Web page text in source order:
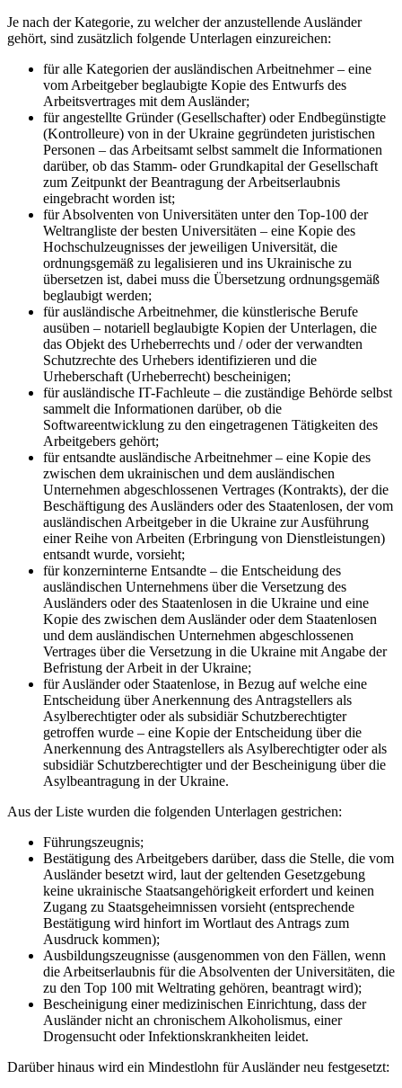
Je nach der Kategorie, zu welcher der anzustellende Ausländer
gehört, sind zusätzlich folgende Unterlagen einzureichen:
für alle Kategorien der ausländischen Arbeitnehmer – eine
vom Arbeitgeber beglaubigte Kopie des Entwurfs des
Arbeitsvertrages mit dem Ausländer;
für angestellte Gründer (Gesellschafter) oder Endbegünstigte
(Kontrolleure) von in der Ukraine gegründeten juristischen
Personen – das Arbeitsamt selbst sammelt die Informationen
darüber, ob das Stamm- oder Grundkapital der Gesellschaft
zum Zeitpunkt der Beantragung der Arbeitserlaubnis
eingebracht worden ist;
für Absolventen von Universitäten unter den Top-100 der
Weltrangliste der besten Universitäten – eine Kopie des
Hochschulzeugnisses der jeweiligen Universität, die
ordnungsgemäß zu legalisieren und ins Ukrainische zu
übersetzen ist, dabei muss die Übersetzung ordnungsgemäß
beglaubigt werden;
für ausländische Arbeitnehmer, die künstlerische Berufe
ausüben – notariell beglaubigte Kopien der Unterlagen, die
das Objekt des Urheberrechts und / oder der verwandten
Schutzrechte des Urhebers identifizieren und die
Urheberschaft (Urheberrecht) bescheinigen;
für ausländische IT-Fachleute – die zuständige Behörde selbst
sammelt die Informationen darüber, ob die
Softwareentwicklung zu den eingetragenen Tätigkeiten des
Arbeitgebers gehört;
für entsandte ausländische Arbeitnehmer – eine Kopie des
zwischen dem ukrainischen und dem ausländischen
Unternehmen abgeschlossenen Vertrages (Kontrakts), der die
Beschäftigung des Ausländers oder des Staatenlosen, der vom
ausländischen Arbeitgeber in die Ukraine zur Ausführung
einer Reihe von Arbeiten (Erbringung von Dienstleistungen)
entsandt wurde, vorsieht;
für konzerninterne Entsandte – die Entscheidung des
ausländischen Unternehmens über die Versetzung des
Ausländers oder des Staatenlosen in die Ukraine und eine
Kopie des zwischen dem Ausländer oder dem Staatenlosen
und dem ausländischen Unternehmen abgeschlossenen
Vertrages über die Versetzung in die Ukraine mit Angabe der
Befristung der Arbeit in der Ukraine;
für Ausländer oder Staatenlose, in Bezug auf welche eine
Entscheidung über Anerkennung des Antragstellers als
Asylberechtigter oder als subsidiär Schutzberechtigter
getroffen wurde – eine Kopie der Entscheidung über die
Anerkennung des Antragstellers als Asylberechtigter oder als
subsidiär Schutzberechtigter und der Bescheinigung über die
Asylbeantragung in der Ukraine.
Aus der Liste wurden die folgenden Unterlagen gestrichen:
Führungszeugnis;
Bestätigung des Arbeitgebers darüber, dass die Stelle, die vom
Ausländer besetzt wird, laut der geltenden Gesetzgebung
keine ukrainische Staatsangehörigkeit erfordert und keinen
Zugang zu Staatsgeheimnissen vorsieht (entsprechende
Bestätigung wird hinfort im Wortlaut des Antrags zum
Ausdruck kommen);
Ausbildungszeugnisse (ausgenommen von den Fällen, wenn
die Arbeitserlaubnis für die Absolventen der Universitäten, die
zu den Top 100 mit Weltrating gehören, beantragt wird);
Bescheinigung einer medizinischen Einrichtung, dass der
Ausländer nicht an chronischem Alkoholismus, einer
Drogensucht oder Infektionskrankheiten leidet.
Darüber hinaus wird ein Mindestlohn für Ausländer neu festgesetzt: